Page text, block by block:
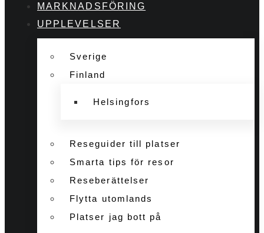
MARKNADSFÖRING
UPPLEVELSER
Sverige
Finland
Helsingfors
Reseguider till platser
Smarta tips för resor
Reseberättelser
Flytta utomlands
Platser jag bott på